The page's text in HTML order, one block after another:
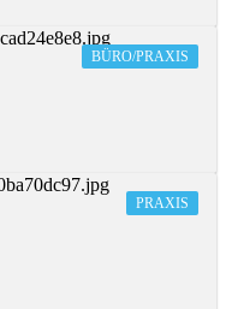
BÜRO/PRAXIS
PRAXIS